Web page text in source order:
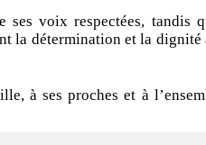
ses voix respectées, tandis
la détermination et la dignité
à ses proches et à